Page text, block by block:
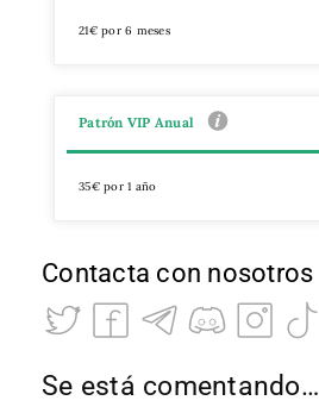
21€ por 6 meses
Patrón VIP Anual
35€ por 1 año
Contacta con nosotros
Se está comentando…